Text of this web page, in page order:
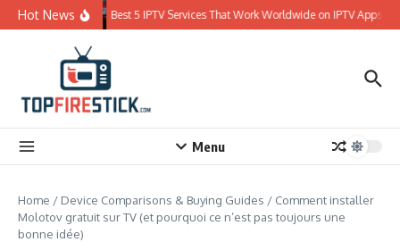
Skip to content
Hot News Best 5 IPTV Services That Work Worldwide on IPTV Apps
Menu
Home / Device Comparisons & Buying Guides / Comment installer
Molotov gratuit sur TV (et pourquoi ce n’est pas toujours une
bonne idée)